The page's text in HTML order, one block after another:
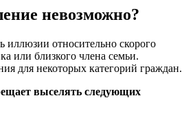
невозможно?
иллюзии относительно скорого
или близкого члена семьи.
для некоторых категорий граждан.
выселять следующих